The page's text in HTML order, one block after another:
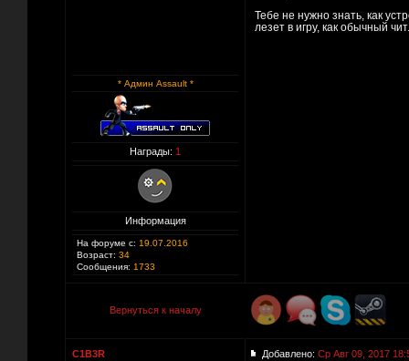
* Админ Assault *
Награды: 1
Информация
На форуме с: 19.07.2016
Возраст: 34
Сообщения: 1733
Тебе не нужно знать, как
лезет в игру, как обычный
Вернуться к началу
C1B3R Добавлено: Ср Авг 09, 2017